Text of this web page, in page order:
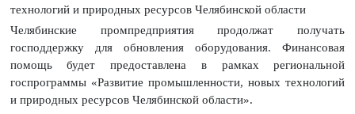
технологий и природных ресурсов Челябинской области
Челябинские промпредприятия продолжат получать
господдержку для обновления оборудования. Финансовая
помощь будет предоставлена в рамках региональной
госпрограммы «Развитие промышленности, новых технологий
и природных ресурсов Челябинской области».